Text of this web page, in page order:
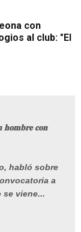
con
al club: "El
𝐡𝐨𝐦𝐛𝐫𝐞 𝐜𝐨𝐧
habló sobre
a
se viene...